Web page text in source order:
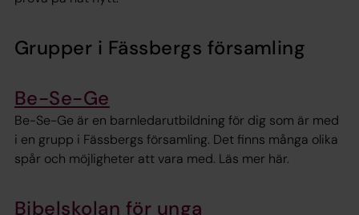
Grupper i Fässbergs församling
Be-Se-Ge
Be-Se-Ge är en barnledarutbildning för dig som är med
i en grupp i Fässbergs församling. Det finns många olika
spår och möjligheter att vara med. Läs mer här.
Bibelskolan för unga